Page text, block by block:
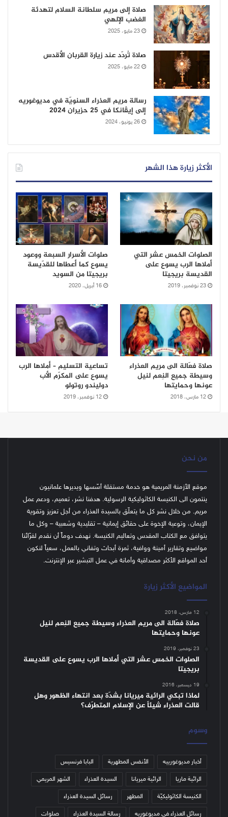
صلاة إلى مريم سلطانة السلام لتهدئة
الغضب الإلهي
23 مايو، 2025
صلاة تُردّد عند زيارة القربان الأقدس
22 مايو، 2025
رسالة مريم العذراء السنويّة في مديوغوريه
إلى إيڤانكا في 25 حزيران 2024
26 يونيو، 2024
الأكثر زيارة هذا الشهر
الصلوات الخمس عشر التي
أملاها الرب يسوع على
القديسة بريجيتا
23 نوفمبر، 2019
صلوات الأسرار السبعة ووعود
يسوع كما أعطاها للقدّيسة
بريجيتا من السويد
16 أبريل، 2020
صلاة فعّالة الى مريم العذراء
وسيطة جميع النِعم لنيل
عونها وحمايتها
12 مارس، 2018
تساعية التسليم – أملاها الرب
يسوع على المكرّم الأب
دوليندو روتولو
12 نوفمبر، 2019
من نحن
موقع الأزمنة المريمية هو خدمة مستقلة أسّسها ويديرها علمانيون
ينتمون الى الكنيسة الكاثوليكية الرسولية. هدفنا نشر، تعميم، ودعم عمل
مريم. من خلال نشر كل ما يتعلّق بالسيدة العذراء من أجل تعزيز وتقوية
الإيمان، وتوعية الإخوة على حقائق إيمانية – تقليدية وشعبية – وكل ما
يتوافق مع الكتاب المقدس وتعاليم الكنيسة. نهدف دوماً أن نقدم لقرّائنا
مواضيع وتقارير أمينة ووافية، ثمرة أبحاث وتفاني بالعمل، سعياً لنكون
أحد المواقع الأكثر مصداقية وأمانة في عمل التبشير عبر الإنترنت.
المواضيع الأكثر زيارة
12 مارس، 2018
صلاة فعّالة الى مريم العذراء وسيطة جميع النِعم لنيل
عونها وحمايتها
23 نوفمبر، 2019
الصلوات الخمس عشر التي أملاها الرب يسوع على القديسة
بريجيتا
19 ديسمبر، 2016
لماذا تبكي الرائية ميريانا بشدّة بعد انتهاء الظهور وهل
قالت العذراء شيئاً عن الإسلام المتطرّف؟
وسوم
أخبار مديوغورييه الأنفس المطهرية البابا فرنسيس
الرائية ماريا الرائية ميريانا السيدة العذراء الشهر المريمي
الكنيسة الكاثوليكيّة المطهر رسائل السيدة العذراء
رسائل العذراء في مديوغوريه رسالة السيدة العذراء صلوات